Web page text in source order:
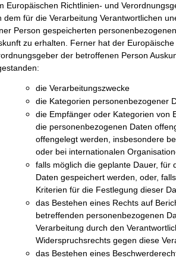
Europäischen Richtlinien- und
dem für die Verarbeitung Verantwortlichen
Person gespeicherten
zu erhalten. Ferner hat der
der betroffenen Person
die Verarbeitungszwecke
die Kategorien personenbezogener
die Empfänger oder Kategorien von
die personenbezogenen Daten
offengelegt werden, insbesondere
oder bei internationalen
falls möglich die geplante Dauer, für
Daten gespeichert werden, oder,
Kriterien für die Festlegung dieser
das Bestehen eines Rechts auf
betreffenden personenbezogenen
Verarbeitung durch den
Widerspruchsrechts gegen diese
das Bestehen eines